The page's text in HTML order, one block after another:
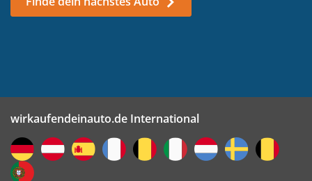
angeben?
wirkaufendeinauto.de International